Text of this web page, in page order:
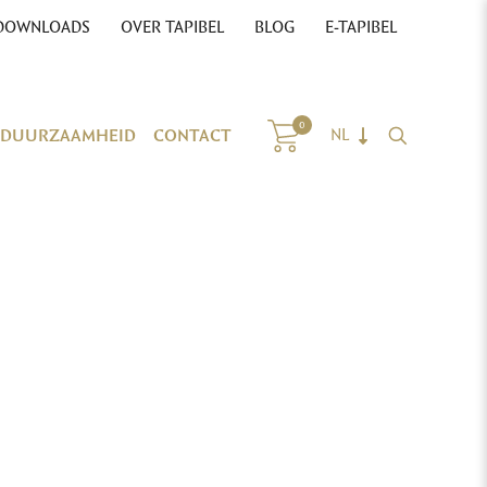
OVER TAPIBEL BLOG E-TAPIBEL
DUURZAAMHEID CONTACT 0 NL